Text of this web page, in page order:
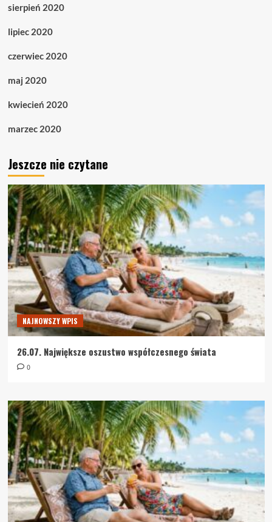
sierpień 2020
lipiec 2020
czerwiec 2020
maj 2020
kwiecień 2020
marzec 2020
Jeszcze nie czytane
NAJNOWSZY WPIS
26.07. Największe oszustwo współczesnego świata
0